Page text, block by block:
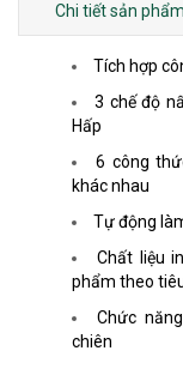
Chi tiết sản phẩm
Tích hợp
3 chế độ
Hấp
6 công
khác nhau
Tự động
Chất liệu
phẩm theo
Chức
chiên